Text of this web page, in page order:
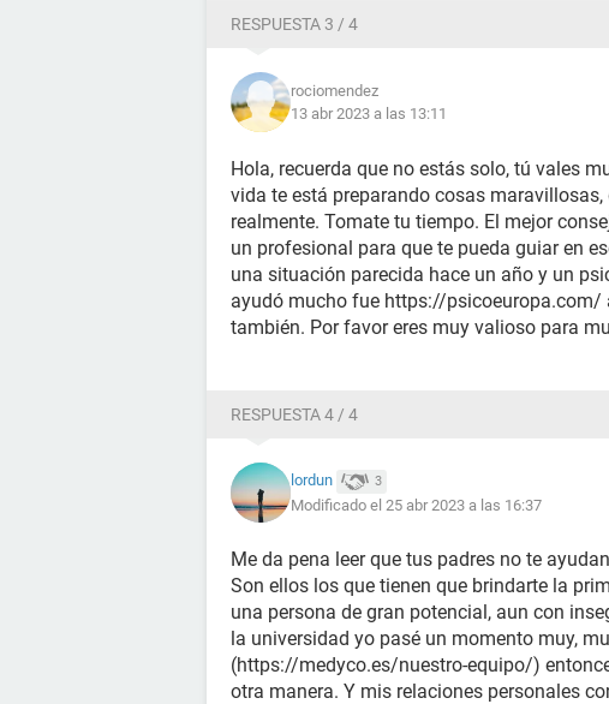
RESPUESTA 3 / 4
rociomendez
13 abr 2023 a las 13:11
Hola, recuerda que no estás solo, tú vales
vida te está preparando cosas
realmente. Tomate tu tiempo. El mejor
un profesional para que te pueda guiar en
una situación parecida hace un año y un
ayudó mucho fue https://psicoeuropa.com/
también. Por favor eres muy valioso para
RESPUESTA 4 / 4
lordun 3
Modificado el 25 abr 2023 a las 16:37
Me da pena leer que tus padres no te
Son ellos los que tienen que brindarte la
una persona de gran potencial, aun con
la universidad yo pasé un momento muy,
(https://medyco.es/nuestro-equipo/)
otra manera. Y mis relaciones personales